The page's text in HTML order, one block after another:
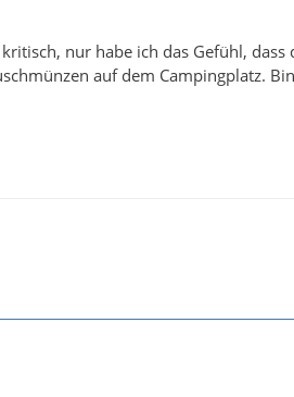
nur habe ich das Gefühl,
auf dem Campingplatz.